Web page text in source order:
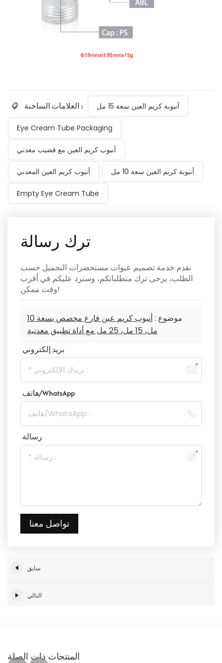
العلامات الساخنة : أنبوبة كريم العين سعة 15 مل
Eye Cream Tube Packaging
أنبوب كريم العين مع قضيب معدني
أنبوب كريم العين المعدني أنبوبة كريم العين سعة 10 مل
Empty Eye Cream Tube
ترك رسالة
نقدم خدمة تصميم عبوات مستحضرات التجميل حسب
الطلب، يرجى ترك متطلباتكم، وسنرد عليكم في أقرب
وقت ممكن!
موضوع :
أنبوب كريم عين فارغ مخصص بسعة 10
مل، 15 مل، 25 مل مع أداة تطبيق معدنية
بريد إلكتروني
هاتف/WhatsApp
رسالة
تواصل معنا
سابق
التالي
المنتجات ذات الصلة